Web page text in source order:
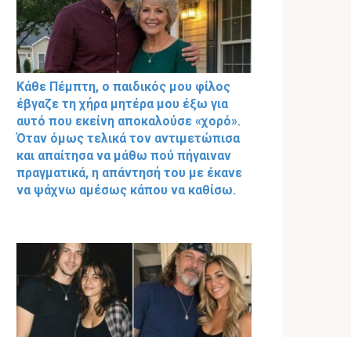
Κάθε Πέμπτη, ο παιδικός μου φίλος
έβγαζε τη χήρα μητέρα μου έξω για
αυτό που εκείνη αποκαλούσε «χορό».
Όταν όμως τελικά τον αντιμετώπισα
και απαίτησα να μάθω πού πήγαιναν
πραγματικά, η απάντησή του με έκανε
να ψάχνω αμέσως κάπου να καθίσω.